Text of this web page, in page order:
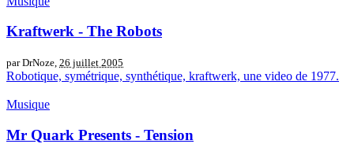
Kraftwerk - The Robots
par DrNoze, 26 juillet 2005
Robotique, symétrique, synthétique, kraftwerk, une video de 1977.
Musique
Mr Quark Presents - Tension